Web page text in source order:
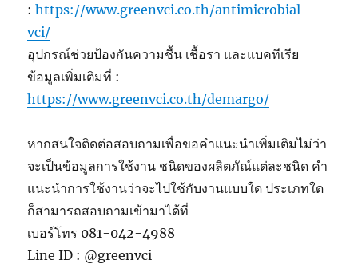
:https://www.greenvci.co.th/antimicrobial-
vci/
อุปกรณ์ช่วยป้องกันความชื้น เชื้อรา และแบคทีเรีย
ข้อมูลเพิ่มเติมที่ :
https://www.greenvci.co.th/demargo/
หากสนใจติดต่อสอบถามเพื่อขอคำแนะนำเพิ่มเติมไม่ว่า
จะเป็นข้อมูลการใช้งาน ชนิดของผลิตภัณ์แต่ละชนิด คำ
แนะนำการใช้งานว่าจะไปใช้กับงานแบบใด ประเภทใด
ก็สามารถสอบถามเข้ามาได้ที่
เบอร์โทร 081-042-4988
Line ID : @greenvci